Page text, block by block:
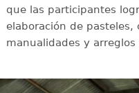
que las participantes
elaboración de pasteles,
manualidades y